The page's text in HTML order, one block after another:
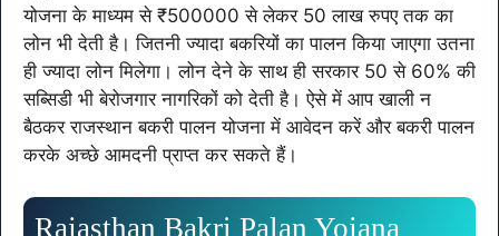
योजना के माध्यम से ₹500000 से लेकर 50 लाख रुपए तक का
लोन भी देती है। जितनी ज्यादा बकरियों का पालन किया जाएगा उतना
ही ज्यादा लोन मिलेगा। लोन देने के साथ ही सरकार 50 से 60% की
सब्सिडी भी बेरोजगार नागरिकों को देती है। ऐसे में आप खाली न
बैठकर राजस्थान बकरी पालन योजना में आवेदन करें और बकरी पालन
करके अच्छे आमदनी प्राप्त कर सकते हैं।
Rajasthan Bakri Palan Yojana